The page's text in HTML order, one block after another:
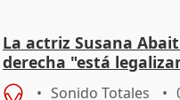
La actriz Susana
derecha "está
Sonido Totales